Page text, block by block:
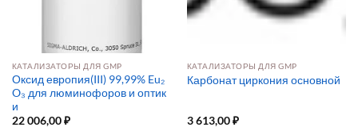
КАТАЛИЗАТОРЫ ДЛЯ GMP
Оксид европия(III) 99,99% Eu₂
O₃ для люминофоров и оптик
и
22 006,00₽
КАТАЛИЗАТОРЫ ДЛЯ GMP
Карбонат циркония основной
3 613,00₽